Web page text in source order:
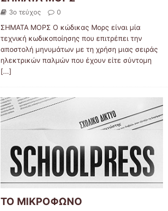
3ο τεύχος 0
ΣΗΜΑΤΑ ΜΟΡΣ Ο κώδικας Μορς είναι μία
τεχνική κωδικοποίησης που επιτρέπει την
αποστολή μηνυμάτων με τη χρήση μιας σειράς
ηλεκτρικών παλμών που έχουν είτε σύντομη
[...]
ΤΟ ΜΙΚΡΟΦΩΝΟ